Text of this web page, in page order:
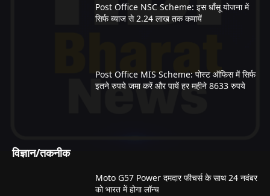
Post Office NSC Scheme: इस धाँसू योजना में
सिर्फ ब्याज से 2.24 लाख तक कमायें
Post Office MIS Scheme: पोस्ट ऑफिस में सिर्फ
इतने रुपये जमा करें और पायें हर महीने 8633 रुपये
विज्ञान/तकनीक
Moto G57 Power दमदार फीचर्स के साथ 24 नवंबर
को भारत में होगा लॉन्च